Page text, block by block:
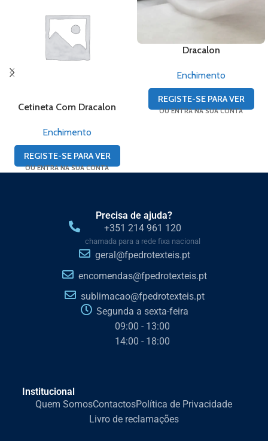
Cetineta Com Dracalon
Enchimento
REGISTE-SE PARA VER
OU ENTRA NA SUA CONTA
Dracalon
Enchimento
REGISTE-SE PARA VER
OU ENTRA NA SUA CONTA
Institucional
Quem SomosContactosPolítica de Privacidade
Livro de reclamações
Precisa de ajuda?
+351 214 961 120
chamada para a rede fixa nacional
geral@fpedrotexteis.pt
encomendas@fpedrotexteis.pt
sublimacao@fpedrotexteis.pt
Segunda a sexta-feira
09:00 - 13:00
14:00 - 18:00